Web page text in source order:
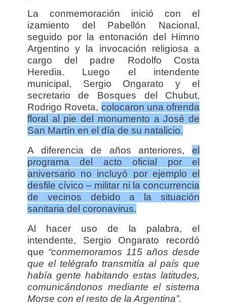
La conmemoración inició con el
izamiento del Pabellón Nacional,
seguido por la entonación del Himno
Argentino y la invocación religiosa a
cargo del padre Rodolfo Costa
Heredia. Luego el intendente
municipal, Sergio Ongarato y el
secretario de Bosques del Chubut,
Rodrigo Roveta, colocaron una ofrenda
floral al pie del monumento a José de
San Martín en el día de su natalicio.
A diferencia de años anteriores,el
programa del acto oficial por el
aniversario no incluyó por ejemplo el
desfile cívico – militar ni la concurrencia
de vecinos debido a la situación
sanitaria del coronavirus.
Al hacer uso de la palabra, el
intendente, Sergio Ongarato recordó
que “conmemoramos 115 años desde
que el telégrafo transmitía al país que
había gente habitando estas latitudes,
comunicándonos mediante el sistema
Morse con el resto de la Argentina”.